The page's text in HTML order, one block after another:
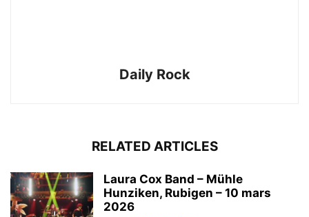
Daily Rock
RELATED ARTICLES
Laura Cox Band – Mühle
Hunziken, Rubigen – 10 mars
2026